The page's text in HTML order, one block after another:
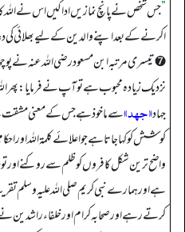
”جس شخص نے پانچ نمازیں ادا کیں اس نے اللہ
اکرنے کے بعد اپنے والدین کے لیے بھلائی کی
➐ تیسری مرتبہ ابن مسعود رضی اللہ عنہ نے
نزدیک زیادہ محبوب ہے تو آپ نے فرمایا: پھر
جہاد«جهد»سے ماخوذ ہے جس کے معنی مشقت
کوشش کو کہا جاتا ہے جو اعلائے کلمۃ اللہ اور
واضح ترین شکل کافروں کو ظلم سے روکنے اور
ہے اور ہمارے نبی کریم صلی اللہ علیہ وسلم
کرتے رہے اور صحابہ کرام اور خلفاء راشدین